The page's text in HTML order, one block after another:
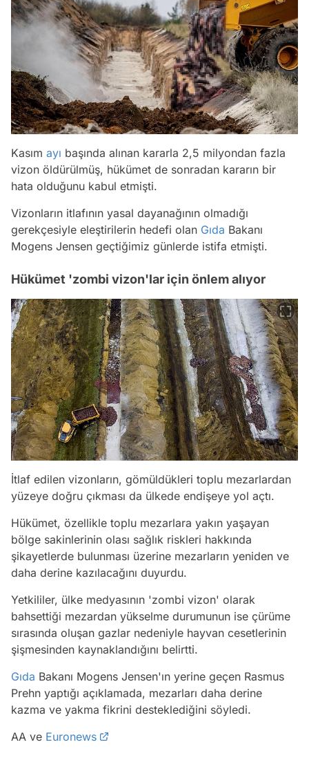
Kasım ayı başında alınan kararla 2,5 milyondan fazla
vizon öldürülmüş, hükümet de sonradan kararın bir
hata olduğunu kabul etmişti.
Vizonların itlafının yasal dayanağının olmadığı
gerekçesiyle eleştirilerin hedefi olan Gıda Bakanı
Mogens Jensen geçtiğimiz günlerde istifa etmişti.
Hükümet 'zombi vizon'lar için önlem alıyor
İtlaf edilen vizonların, gömüldükleri toplu mezarlardan
yüzeye doğru çıkması da ülkede endişeye yol açtı.
Hükümet, özellikle toplu mezarlara yakın yaşayan
bölge sakinlerinin olası sağlık riskleri hakkında
şikayetlerde bulunması üzerine mezarların yeniden ve
daha derine kazılacağını duyurdu.
Yetkililer, ülke medyasının 'zombi vizon' olarak
bahsettiği mezardan yükselme durumunun ise çürüme
sırasında oluşan gazlar nedeniyle hayvan cesetlerinin
şişmesinden kaynaklandığını belirtti.
Gıda Bakanı Mogens Jensen'ın yerine geçen Rasmus
Prehn yaptığı açıklamada, mezarları daha derine
kazma ve yakma fikrini desteklediğini söyledi.
AA ve Euronews